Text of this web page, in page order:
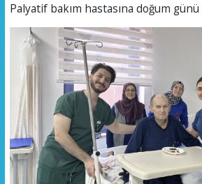
Palyatif bakım hastasına doğum